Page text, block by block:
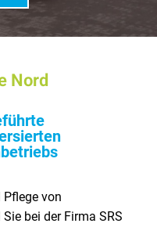
Nord
von
bei der Firma SRS